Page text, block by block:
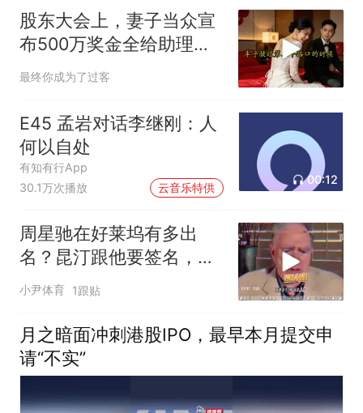
股东大会上，妻子当众宣
布500万奖金全给助理，
我起身离去，她急忙拦住
最终你成为了过客
E45 孟岩对话李继刚：人
何以自处
有知有行App
30.1万次播放
云音乐特供
00:12
周星驰在好莱坞有多出
名？昆汀跟他要签名，C
罗竟是他的粉！
小尹体育 1跟贴
月之暗面冲刺港股IPO，最早本月提交申
请“不实”